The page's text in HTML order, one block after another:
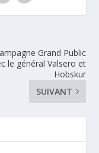
Grand Public
le général Valsero et
Hobskur
SUIVANT